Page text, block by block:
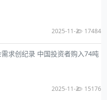
2025-11-2 17484
求创纪录 中国投资者购入74吨
2025-11-2 15176